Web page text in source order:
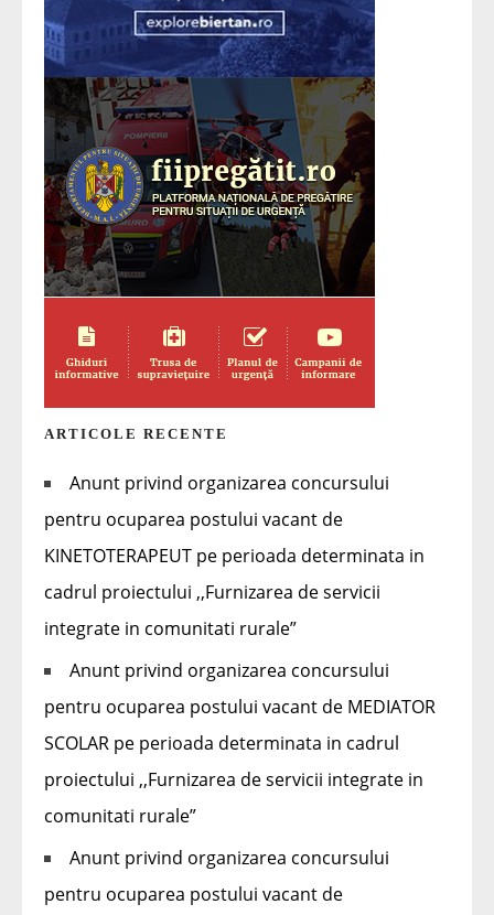
ARTICOLE RECENTE
Anunt privind organizarea concursului
pentru ocuparea postului vacant de
KINETOTERAPEUT pe perioada determinata in
cadrul proiectului ,,Furnizarea de servicii
integrate in comunitati rurale”
Anunt privind organizarea concursului
pentru ocuparea postului vacant de MEDIATOR
SCOLAR pe perioada determinata in cadrul
proiectului ,,Furnizarea de servicii integrate in
comunitati rurale”
Anunt privind organizarea concursului
pentru ocuparea postului vacant de